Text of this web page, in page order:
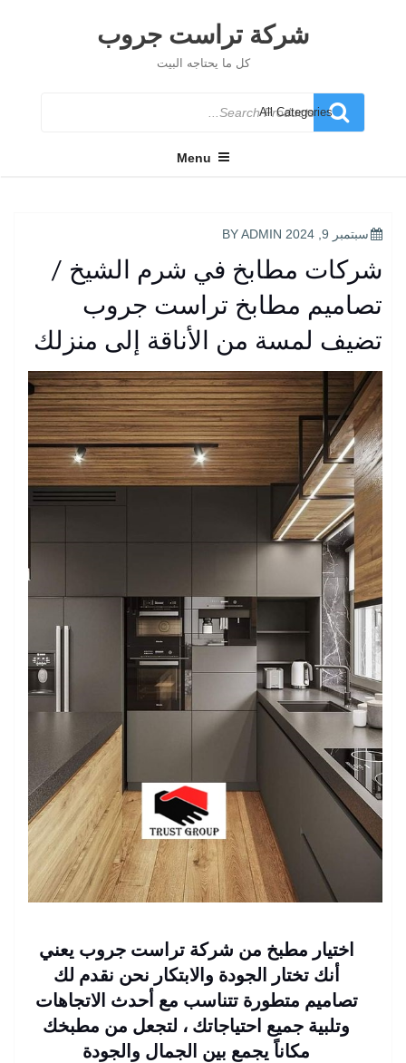
شركة تراست جروب
كل ما يحتاجه البيت
Search
for
Menu
POSTED
سبتمبر 9, 2024 ADMIN
شركات مطابخ في شرم الشيخ /
تصاميم مطابخ تراست جروب
تضيف لمسة من الأناقة إلى منزلك
اختيار مطبخ من شركة تراست جروب يعني
أنك تختار الجودة والابتكار نحن نقدم لك
تصاميم متطورة تتناسب مع أحدث الاتجاهات
وتلبية جميع احتياجاتك ، لتجعل من مطبخك
مكاناً يجمع بين الجمال والجودة